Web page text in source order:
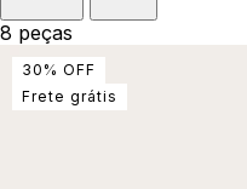
8 peças
30 % OFF
Frete grátis